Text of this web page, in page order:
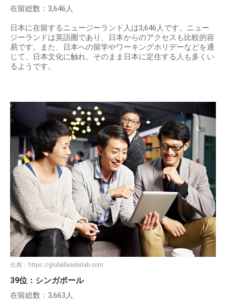
在留総数：3,646人
日本に在留するニュージーランド人は3,646人です。ニュー
ジーランドは英語圏であり、日本からのアクセスも比較的容
易です。また、日本への留学やワーキングホリデーなどを通
じて、日本文化に触れ、そのまま日本に定住する人も多くい
るようです。
出典： https://globalleaderlab.com
39位：シンガポール
在留総数：3,663人